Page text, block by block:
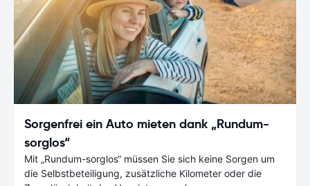
Sorgenfrei ein Auto mieten dank „Rundum-
sorglos“
Mit „Rundum-sorglos“ müssen Sie sich keine Sorgen um
die Selbstbeteiligung, zusätzliche Kilometer oder die